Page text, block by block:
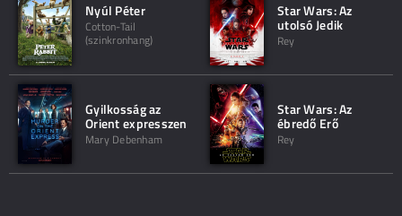
Nyúl Péter
Cotton-Tail
(szinkronhang)
Star Wars: Az
utolsó Jedik
Rey
Gyilkosság az
Orient expresszen
Mary Debenham
Star Wars: Az
ébredő Erő
Rey